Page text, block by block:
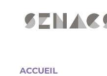
ACCUEIL